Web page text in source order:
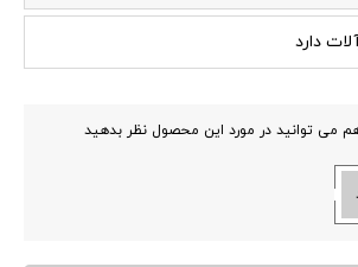
دارد
می توانید در مورد این محصول نظر بدهید